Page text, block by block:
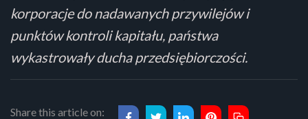
korporacje do nadawanych przywilejów i
punktów kontroli kapitału, państwa
wykastrowały ducha przedsiębiorczości.
Share this article on: